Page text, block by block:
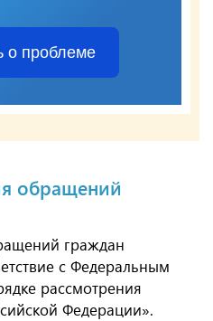
о проблеме
обращений
граждан
с Федеральным
рассмотрения
Федерации».